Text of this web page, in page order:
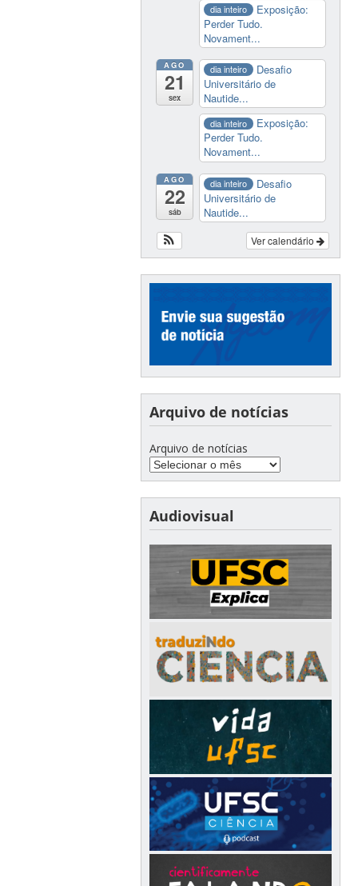
dia inteiro
Exposição:
Perder Tudo.
Novament...
AGO
21
sex
dia inteiro
Desafio
Universitário de
Nautide...
dia inteiro
Exposição:
Perder Tudo.
Novament...
AGO
22
sáb
dia inteiro
Desafio
Universitário de
Nautide...
Ver calendário
Arquivo de notícias
Arquivo de notícias
Audiovisual